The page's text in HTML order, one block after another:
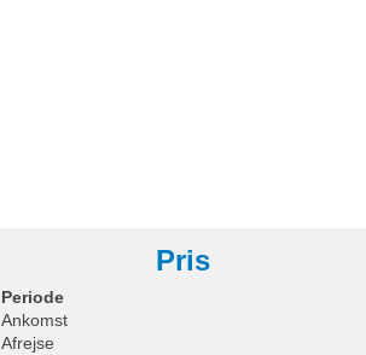
Pris
Periode
Ankomst
Afrejse